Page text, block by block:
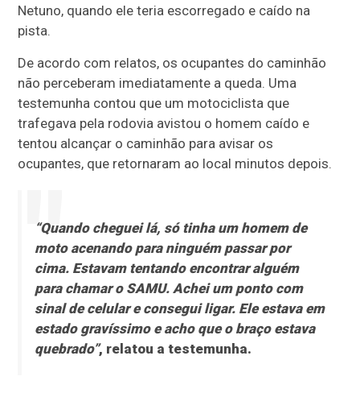
Netuno, quando ele teria escorregado e caído na
pista.
De acordo com relatos, os ocupantes do caminhão
não perceberam imediatamente a queda. Uma
testemunha contou que um motociclista que
trafegava pela rodovia avistou o homem caído e
tentou alcançar o caminhão para avisar os
ocupantes, que retornaram ao local minutos depois.
“Quando cheguei lá, só tinha um homem de
moto acenando para ninguém passar por
cima. Estavam tentando encontrar alguém
para chamar o SAMU. Achei um ponto com
sinal de celular e consegui ligar. Ele estava em
estado gravíssimo e acho que o braço estava
quebrado”, relatou a testemunha.